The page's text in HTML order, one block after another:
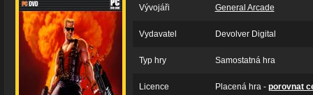
Vývojáři General Arcade
Vydavatel Devolver Digital
Typ hry Samostatná hra
Licence Placená hra - porovnat